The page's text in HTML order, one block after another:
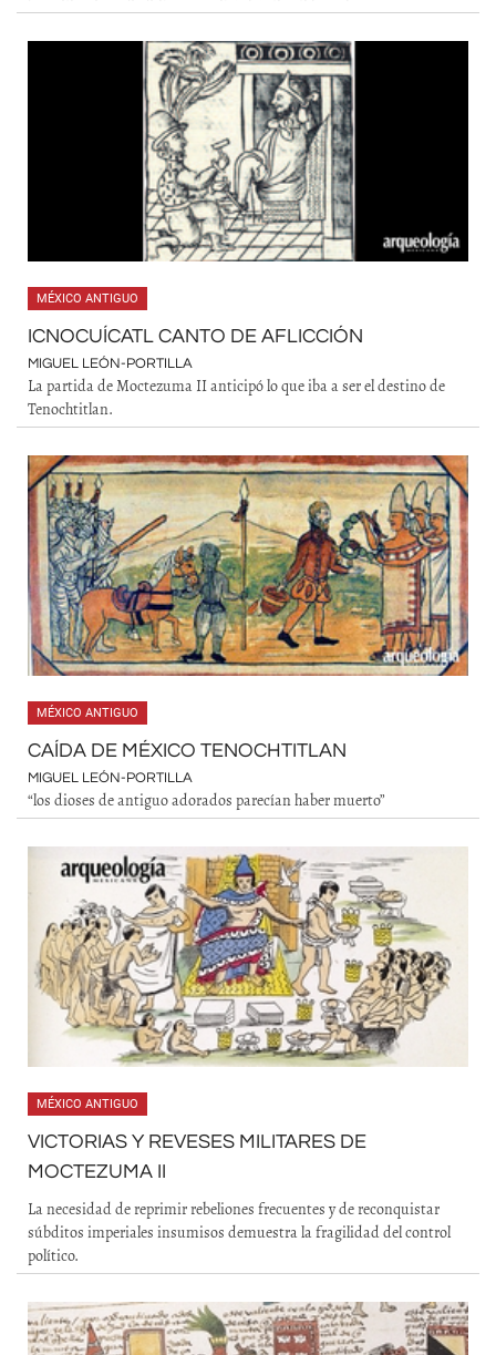
MÉXICO ANTIGUO
ICNOCUÍCATL CANTO DE AFLICCIÓN
MIGUEL LEÓN-PORTILLA
La partida de Moctezuma II anticipó lo que iba a ser el destino de
Tenochtitlan.
MÉXICO ANTIGUO
CAÍDA DE MÉXICO TENOCHTITLAN
MIGUEL LEÓN-PORTILLA
“los dioses de antiguo adorados parecían haber muerto”
MÉXICO ANTIGUO
VICTORIAS Y REVESES MILITARES DE
MOCTEZUMA II
La necesidad de reprimir rebeliones frecuentes y de reconquistar
súbditos imperiales insumisos demuestra la fragilidad del control
político.